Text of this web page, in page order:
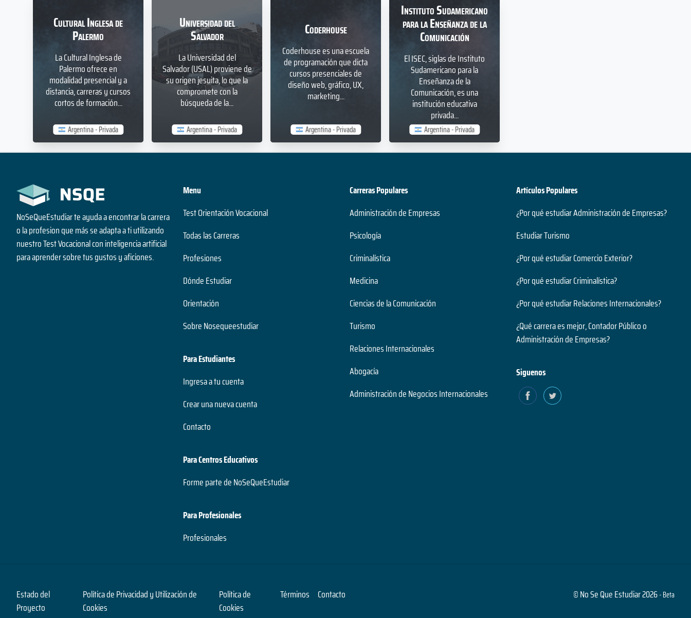
Argentina - Privada
Cultural Inglesa de
Palermo
La Cultural Inglesa de
Palermo ofrece en
modalidad presencial y a
distancia, carreras y cursos
cortos de formación...
Argentina - Privada
Universidad del
Salvador
La Universidad del
Salvador (USAL) proviene de
su origen jesuita, lo que la
compromete con la
búsqueda de la...
Argentina - Privada
Coderhouse
Coderhouse es una escuela
de programación que dicta
cursos presenciales de
diseño web, gráfico, UX,
marketing...
Argentina - Privada
Instituto Sudamericano
para la Enseñanza de la
Comunicación
El ISEC, siglas de Instituto
Sudamericano para la
Enseñanza de la
Comunicación, es una
institución educativa
privada...
NoSeQueEstudiar te ayuda a encontrar la carrera
o la profesion que más se adapta a ti utilizando
nuestro Test Vocacional con inteligencia artificial
para aprender sobre tus gustos y aficiones.
Menu
Test Orientación Vocacional
Todas las Carreras
Profesiones
Dónde Estudiar
Orientación
Sobre Nosequeestudiar
Para Estudiantes
Ingresa a tu cuenta
Crear una nueva cuenta
Contacto
Para Centros Educativos
Forme parte de NoSeQueEstudiar
Para Profesionales
Profesionales
Carreras Populares
Administración de Empresas
Psicología
Criminalística
Medicina
Ciencias de la Comunicación
Turismo
Relaciones Internacionales
Abogacía
Administración de Negocios Internacionales
Artículos Populares
¿Por qué estudiar Administración de Empresas?
Estudiar Turismo
¿Por qué estudiar Comercio Exterior?
¿Por qué estudiar Criminalística?
¿Por qué estudiar Relaciones Internacionales?
¿Qué carrera es mejor, Contador Público o
Administración de Empresas?
Siguenos
Estado del
Proyecto
Política de Privacidad y Utilización de
Cookies
Política de
Cookies
Términos Contacto © No Se Que Estudiar 2026- Beta